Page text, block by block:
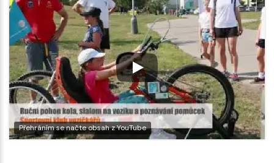
Přehráním se načte obsah z YouTube